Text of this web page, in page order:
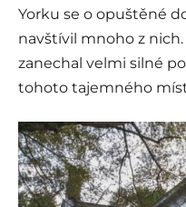
Yorku se o opuštěné
navštívil mnoho z
zanechal velmi silné
tohoto tajemného